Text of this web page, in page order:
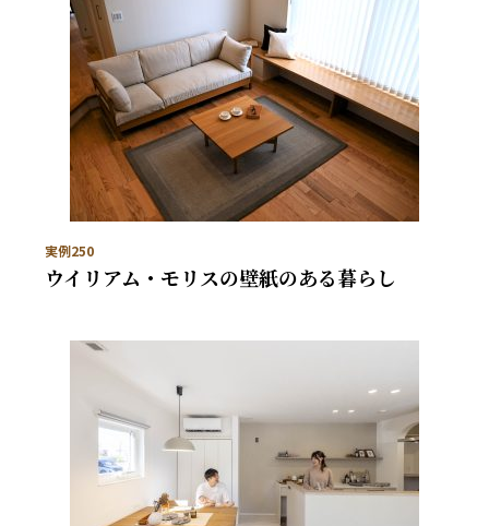
実例250
ウイリアム・モリスの壁紙のある暮らし